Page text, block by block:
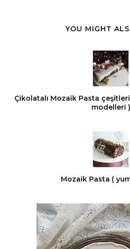
YOU MIGHT
Çikolatalı Mozaik Pasta
modelleri )
Mozaik Pasta (